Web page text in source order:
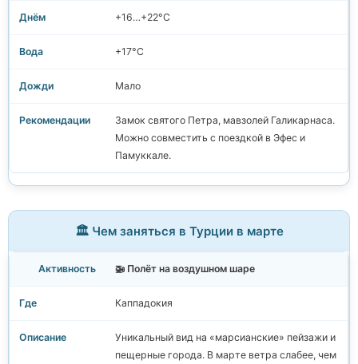
+16…+22°C
+17°C
Мало
Замок святого Петра, мавзолей Галикарнаса.
Можно совместить с поездкой в Эфес и
Памуккале.
🏛️ Чем заняться в Турции в марте
🚁 Полёт на воздушном шаре
Каппадокия
Уникальный вид на «марсианские» пейзажи и
пещерные города. В марте ветра слабее, чем